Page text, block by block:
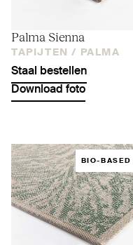
Palma Sienna
TAPIJTEN / PALMA
Staal bestellen
Download foto
BIO-BASED